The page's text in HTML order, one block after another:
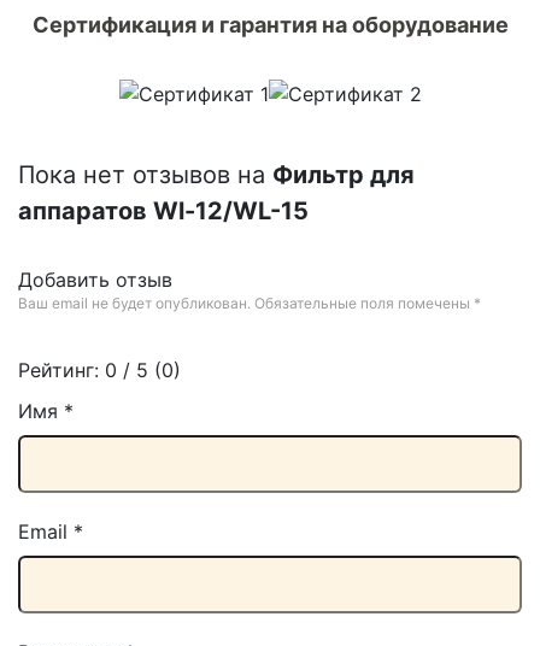
Сертификация и гарантия на оборудование
Пока нет отзывов на Фильтр для
аппаратов Wl-12/WL-15
Добавить отзыв
Ваш email не будет опубликован. Обязательные поля помечены *
Рейтинг: 0 / 5 (0)
Имя *
Email *